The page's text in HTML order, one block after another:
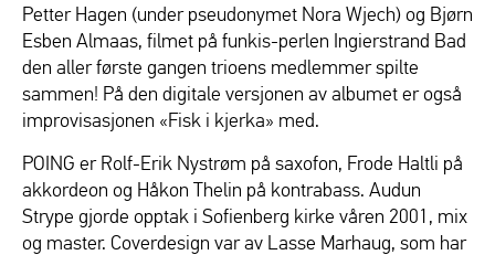
Petter Hagen (under pseudonymet Nora Wjech) og Bjørn
Esben Almaas, filmet på funkis-perlen Ingierstrand Bad
den aller første gangen trioens medlemmer spilte
sammen! På den digitale versjonen av albumet er også
improvisasjonen «Fisk i kjerka» med.
POING er Rolf-Erik Nystrøm på saxofon, Frode Haltli på
akkordeon og Håkon Thelin på kontrabass. Audun
Strype gjorde opptak i Sofienberg kirke våren 2001, mix
og master. Coverdesign var av Lasse Marhaug, som har